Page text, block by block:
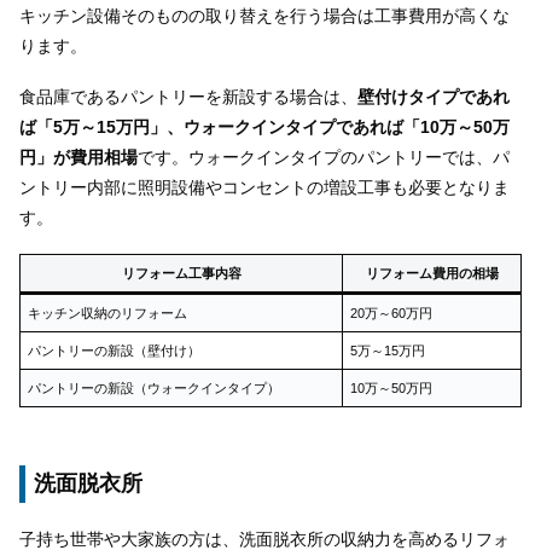
キッチン設備そのものの取り替えを行う場合は工事費用が高くな
ります。
食品庫であるパントリーを新設する場合は、 壁付けタイプであれ
ば「5万～15万円」、ウォークインタイプであれば「10万～50万
円」が費用相場です。ウォークインタイプのパントリーでは、パ
ントリー内部に照明設備やコンセントの増設工事も必要となりま
す。
リフォーム工事内容 リフォーム費用の相場
キッチン収納のリフォーム 20万～60万円
パントリーの新設（壁付け） 5万～15万円
パントリーの新設（ウォークインタイプ） 10万～50万円
洗面脱衣所
子持ち世帯や大家族の方は、洗面脱衣所の収納力を高めるリフォ